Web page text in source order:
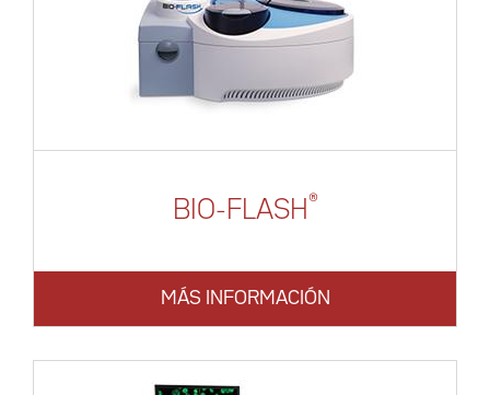
BIO-FLASH ®
MÁS INFORMACIÓN